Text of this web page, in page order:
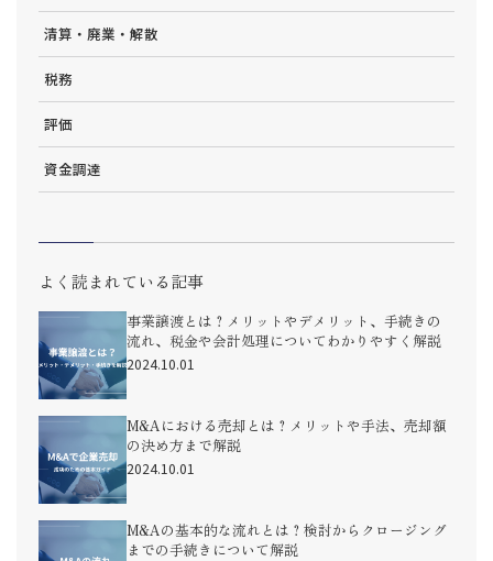
清算・廃業・解散
税務
評価
資金調達
よく読まれている記事
事業譲渡とは？メリットやデメリット、手続きの
流れ、税金や会計処理についてわかりやすく解説
2024.10.01
M&Aにおける売却とは？メリットや手法、売却額
の決め方まで解説
2024.10.01
M&Aの基本的な流れとは？検討からクロージング
までの手続きについて解説